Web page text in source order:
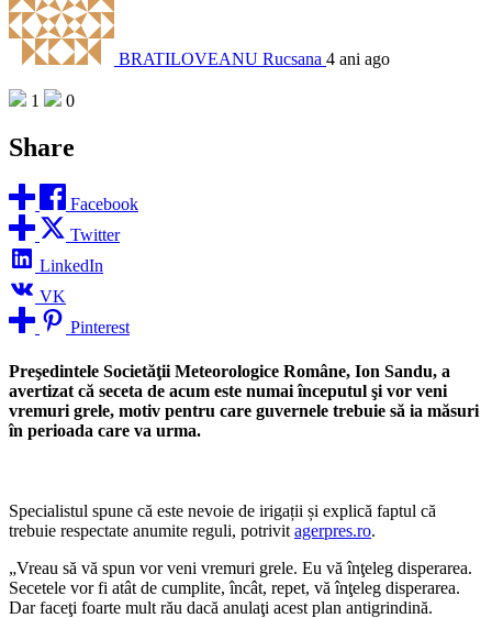
BRATILOVEANU Rucsana 4 ani ago
1 0
Share
Facebook
Twitter
LinkedIn
VK
Pinterest
Preşedintele Societăţii Meteorologice Române, Ion Sandu, a
avertizat că seceta de acum este numai începutul şi vor veni
vremuri grele, motiv pentru care guvernele trebuie să ia măsuri
în perioada care va urma.
Specialistul spune că este nevoie de irigații și explică faptul că
trebuie respectate anumite reguli, potrivit agerpres.ro.
„Vreau să vă spun vor veni vremuri grele. Eu vă înţeleg disperarea.
Secetele vor fi atât de cumplite, încât, repet, vă înţeleg disperarea.
Dar faceţi foarte mult rău dacă anulaţi acest plan antigrindină.